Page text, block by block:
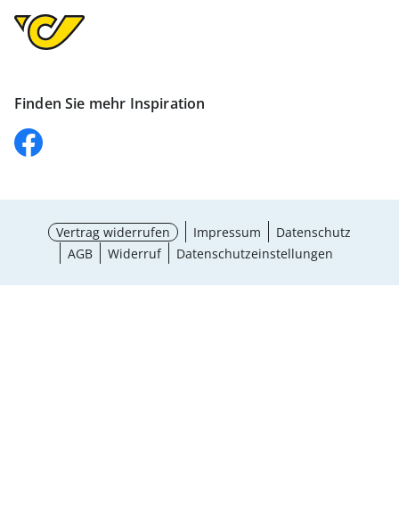
Finden Sie mehr Inspiration
Vertrag widerrufen Impressum
Datenschutz
AGB
Widerruf Datenschutzeinstellungen